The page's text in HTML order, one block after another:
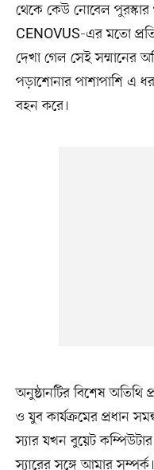
থেকে কেউ নোবেল পুরস্কার
CENOVUS-এর মতো
দেখা গেল সেই সম্মানের
পড়াশোনার পাশাপাশি এ
বহন করে।
অনুষ্ঠানটির বিশেষ
ও যুব কার্যক্রমের প্রধান
স্যার যখন বুয়েট
স্যারের সঙ্গে আমার